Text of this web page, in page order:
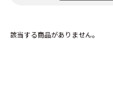
該当する商品がありません。